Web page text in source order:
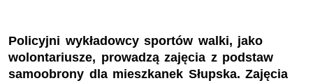
Policyjni wykładowcy sportów walki, jako
wolontariusze, prowadzą zajęcia z podstaw
samoobrony dla mieszkanek Słupska. Zajęcia